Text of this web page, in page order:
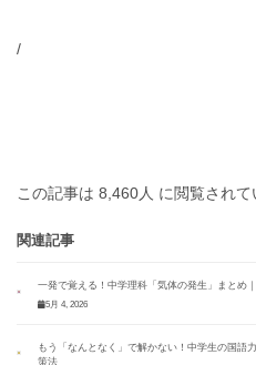
/
この記事は 8,460人 に閲覧されて
関連記事
一発で覚える！中学理科「気体の発生」まとめ
5月 4, 2026
もう「なんとなく」で解かない！中学生の国語
策法